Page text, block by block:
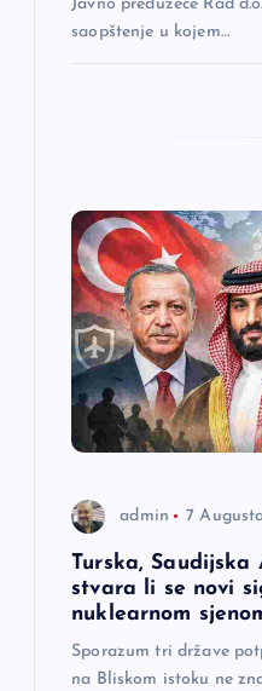
Javno preduzeće Rad
saopštenje u kojem…
admin 7
Turska,
stvara li se novi
nuklearnom
Sporazum tri države
na Bliskom istoku ne